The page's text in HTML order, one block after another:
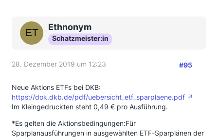
Ethnonym
Schatzmeister:in
28. Dezember 2019 um 12:23 #95
Neue Aktions ETFs bei DKB:
https://dok.dkb.de/pdf/uebersicht_etf_sparplaene.pdf
Im Kleingedruckten steht 0,49 € pro Ausführung.
*Es gelten die Aktionsbedingungen:Für
Sparplanausführungen in ausgewählten ETF-Sparplänen der